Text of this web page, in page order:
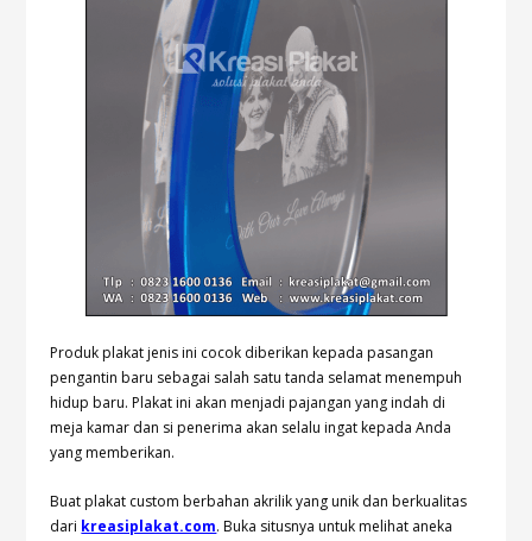
Produk plakat jenis ini cocok diberikan kepada pasangan
pengantin baru sebagai salah satu tanda selamat menempuh
hidup baru. Plakat ini akan menjadi pajangan yang indah di
meja kamar dan si penerima akan selalu ingat kepada Anda
yang memberikan.
Buat plakat custom berbahan akrilik yang unik dan berkualitas
dari kreasiplakat.com. Buka situsnya untuk melihat aneka